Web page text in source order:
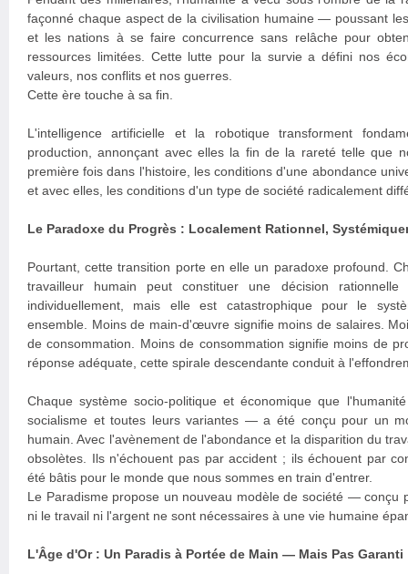
façonné chaque aspect de la civilisation humaine — poussant
et les nations à se faire concurrence sans relâche pour
ressources limitées. Cette lutte pour la survie a défini nos
valeurs, nos conflits et nos guerres.
Cette ère touche à sa fin.
L'intelligence artificielle et la robotique transforment
production, annonçant avec elles la fin de la rareté telle que
première fois dans l'histoire, les conditions d'une abondance
et avec elles, les conditions d'un type de société radicalement
Le Paradoxe du Progrès : Localement Rationnel,
Pourtant, cette transition porte en elle un paradoxe profound.
travailleur humain peut constituer une décision
individuellement, mais elle est catastrophique pour le
ensemble. Moins de main-d'œuvre signifie moins de salaires.
de consommation. Moins de consommation signifie moins de
réponse adéquate, cette spirale descendante conduit à
Chaque système socio-politique et économique que
socialisme et toutes leurs variantes — a été conçu pour un
humain. Avec l'avènement de l'abondance et la disparition du
obsolètes. Ils n'échouent pas par accident ; ils échouent par
été bâtis pour le monde que nous sommes en train d'entrer.
Le Paradisme propose un nouveau modèle de société — conçu
ni le travail ni l'argent ne sont nécessaires à une vie humaine
L'Âge d'Or : Un Paradis à Portée de Main — Mais Pas Garanti